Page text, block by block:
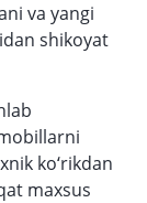
va yangi
shikoyat
ko‘rikdan
maxsus